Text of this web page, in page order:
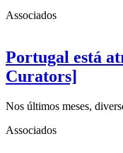
Associados
Portugal está
Curators]
Nos últimos meses,
Associados